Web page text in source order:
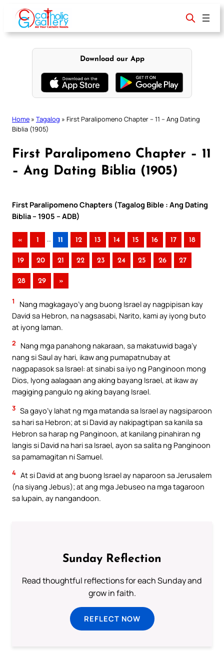
content
Download our App
Home » Tagalog » First Paralipomeno Chapter – 11 – Ang Dating
Biblia (1905)
First Paralipomeno Chapter – 11
– Ang Dating Biblia (1905)
First Paralipomeno Chapters (Tagalog Bible : Ang Dating
Biblia – 1905 – ADB)
« 1 .. 11 12 13 14 15 16 17 18
19 20 21 22 23 24 25 26 27
28 29 »
1
Nang magkagayo’y ang buong Israel ay nagpipisan kay
David sa Hebron, na nagsasabi, Narito, kami ay iyong buto
at iyong laman.
2
Nang mga panahong nakaraan, sa makatuwid baga’y
nang si Saul ay hari, ikaw ang pumapatnubay at
nagpapasok sa Israel: at sinabi sa iyo ng Panginoon mong
Dios, Iyong aalagaan ang aking bayang Israel, at ikaw ay
magiging pangulo ng aking bayang Israel.
3 Sa gayo’y lahat ng mga matanda sa Israel ay nagsiparoon
sa hari sa Hebron; at si David ay nakipagtipan sa kanila sa
Hebron sa harap ng Panginoon, at kanilang pinahiran ng
langis si David na hari sa Israel, ayon sa salita ng Panginoon
sa pamamagitan ni Samuel.
4 At si David at ang buong Israel ay naparoon sa Jerusalem
(na siyang Jebus); at ang mga Jebuseo na mga tagaroon
sa lupain, ay nangandoon.
Sunday Reflection
Read thoughtful reflections for each Sunday and
grow in faith.
REFLECT NOW